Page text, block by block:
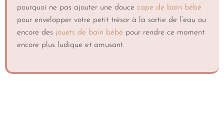
pourquoi ne pas ajouter une douce cape de bain bébé
pour envelopper votre petit trésor à la sortie de l’eau ou
encore des jouets de bain bébé pour rendre ce moment
encore plus ludique et amusant.